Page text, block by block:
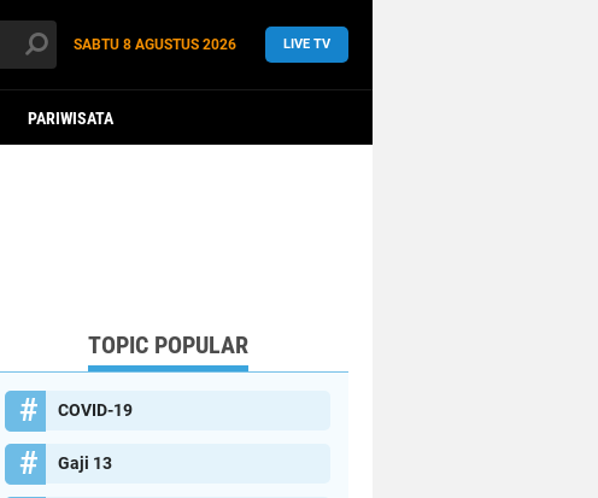
SABTU 8 AGUSTUS 2026 LIVE TV
PARIWISATA
TOPIC POPULAR
COVID-19
Gaji 13